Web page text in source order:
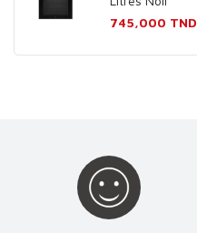
Prix
745,000 TND